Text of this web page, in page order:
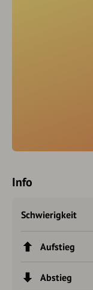
Info
Schwierigkeit
Aufstieg
Abstieg